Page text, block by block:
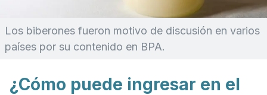
Los biberones fueron motivo de discusión en varios
países por su contenido en BPA.
¿Cómo puede ingresar en el